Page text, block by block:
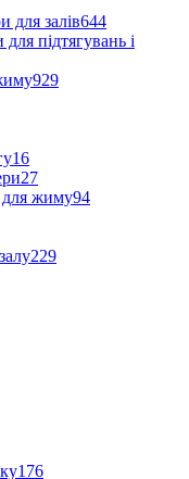
для залів644
підтягувань і
929
16
27
для жиму94
229
176